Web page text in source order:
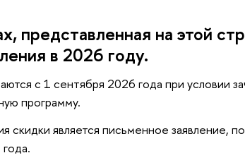
представленная на этой
в 2026 году.
с 1 сентября 2026 года при условии
программу.
скидки является письменное заявление,